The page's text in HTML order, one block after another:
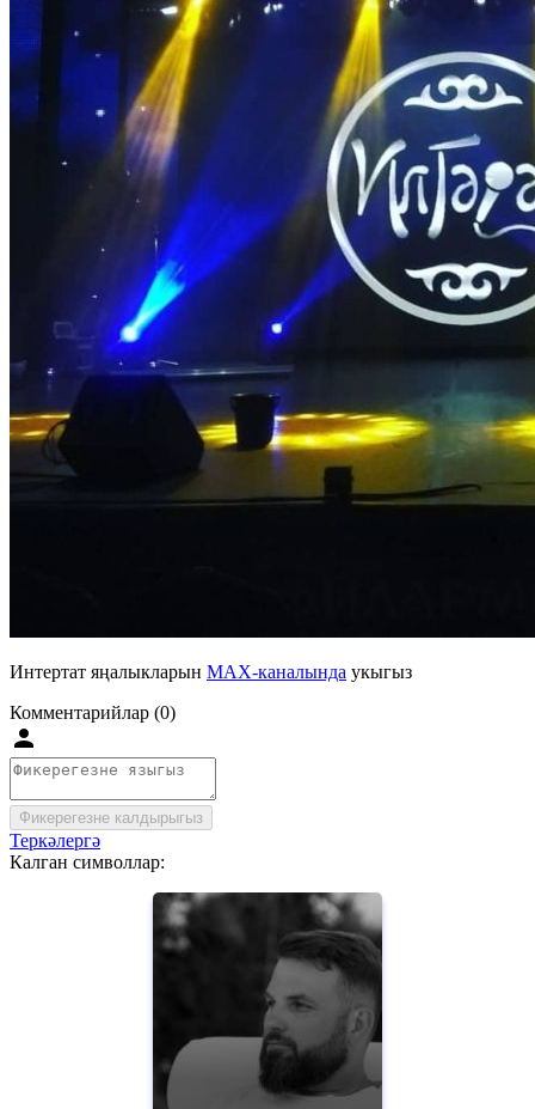
Интертат яңалыкларын MAX-каналында укыгыз
Комментарийлар (0)
Фикерегезне калдырыгыз
Теркәлергә
Калган символлар: